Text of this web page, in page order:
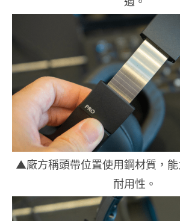
▲廠方稱頭帶位置使用鋼材質，
耐用性。